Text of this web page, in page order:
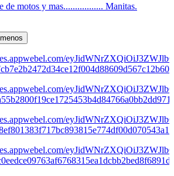
de motos y mas................. Manitas.